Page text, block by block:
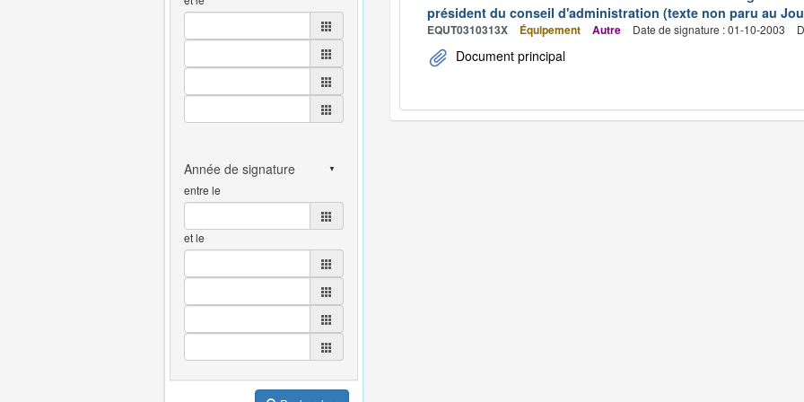
entre le
et le
président du conseil d'administration (texte non paru au
EQUT0310313X Équipement Autre Date de signature : 01-10-2003
Document principal